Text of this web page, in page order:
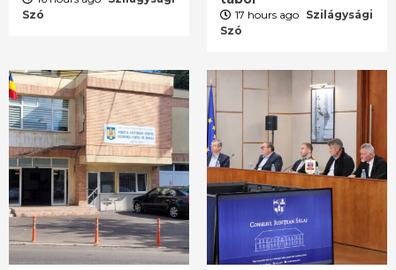
Szó
17 hours ago Szilágysági
Szó